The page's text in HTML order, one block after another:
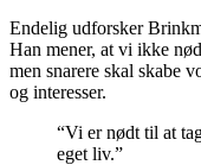
Endelig udforsker
Han mener, at vi ikke
men snarere skal skabe
og interesser.
“Vi er nødt til at
eget liv.”